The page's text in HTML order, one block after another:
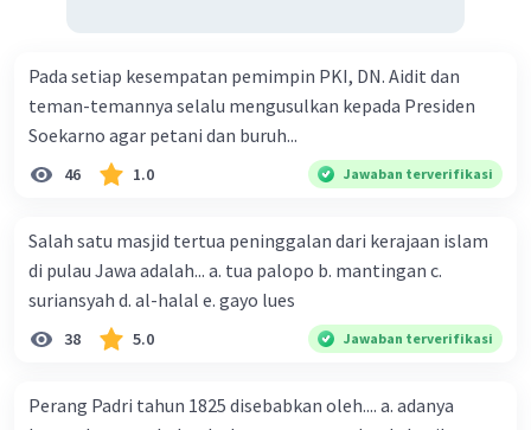
Pada setiap kesempatan pemimpin PKI, DN. Aidit dan
teman-temannya selalu mengusulkan kepada Presiden
Soekarno agar petani dan buruh...
46 1.0 Jawaban terverifikasi
Salah satu masjid tertua peninggalan dari kerajaan islam
di pulau Jawa adalah... a. tua palopo b. mantingan c.
suriansyah d. al-halal e. gayo lues
38 5.0 Jawaban terverifikasi
Perang Padri tahun 1825 disebabkan oleh.... a. adanya